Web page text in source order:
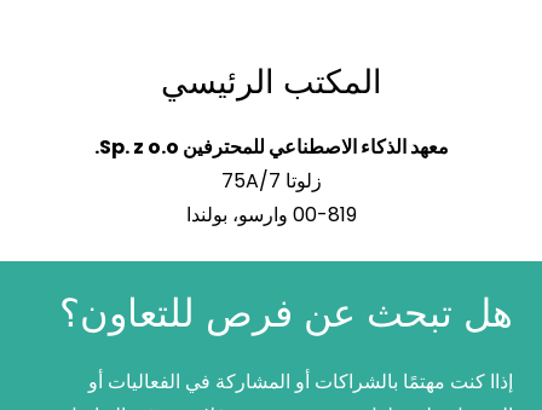
المكتب الرئيسي
معهد الذكاء الاصطناعي للمحترفين Sp. z o.o.
زلوتا 75A/7
00-819 وارسو، بولندا
هل تبحث عن فرص للتعاون؟
إذاا كنت مهتمًا بالشراكات أو المشاركة في الفعاليات أو